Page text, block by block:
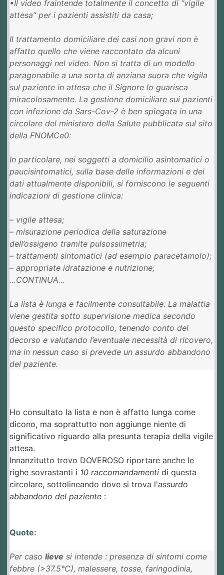
•Il video fraintende totalmente il concetto di “vigile
attesa” per i pazienti assistiti da casa;
Il trattamento domiciliare dei casi non gravi non è
affatto quello che viene raccontato da alcuni
personaggi nel video. Non si tratta di un modello
paragonabile a una sorta di anziana suora che vigila
sul paziente in attesa che il Signore lo guarisca
miracolosamente. La gestione domiciliare sui pazienti
con infezione da Sars-Cov-2 è ben spiegata in una
circolare del ministero della Salute pubblicata sul sito
della FNOMCe0:
In particolare, nei soggetti a domicilio asintomatici o
paucisintomatici, sulla base delle informazioni e dei
dati attualmente disponibili, si forniscono le seguenti
indicazioni di gestione clinica:
– vigile attesa;
– misurazione periodica della saturazione
dell’ossigeno tramite pulsossimetria;
– trattamenti sintomatici (ad esempio paracetamolo);
– appropriate idratazione e nutrizione;
…CONTINUA…
La lista è lunga e facilmente consultabile. La malattia
viene gestita sotto supervisione medica secondo
questo specifico protocollo, tenendo conto del
decorso e valutando l’eventuale necessità di ricovero,
ma in nessun caso si prevede un assurdo abbandono
del paziente.
Ho consultato la lista e non è affatto lunga come
dicono, ma soprattutto non aggiunge niente di
significativo riguardo alla presunta terapia della vigile
attesa.
Innanzitutto trovo DOVEROSO riportare anche le
righe sovrastanti i 10 raccomandamenti di questa
circolare, sottolineando dove si trova l'assurdo
abbandono del paziente :
Quote:
Per caso lieve si intende : presenza di sintomi come
febbre (>37.5°C), malessere, tosse, faringodinia,